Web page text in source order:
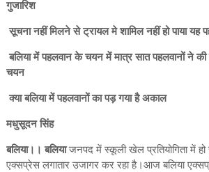
गुजारिश
सूचना नहीं मिलने से ट्रायल मे शामिल नहीं हो पाया यह
बलिया में पहलवान के चयन में मात्र सात पहलवानों ने
चयन
क्या बलिया में पहलवानों का पड़ गया है अकाल
मधुसूदन सिंह
बलिया।। बलियाजनपद में स्कूली खेल प्रतियोगिता में
एक्सप्रेस लगातार उजागर कर रहा है।आज बलिया